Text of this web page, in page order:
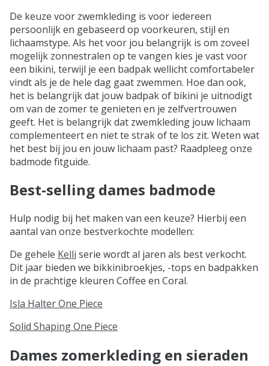
De keuze voor zwemkleding is voor iedereen
persoonlijk en gebaseerd op voorkeuren, stijl en
lichaamstype. Als het voor jou belangrijk is om zoveel
mogelijk zonnestralen op te vangen kies je vast voor
een bikini, terwijl je een badpak wellicht comfortabeler
vindt als je de hele dag gaat zwemmen. Hoe dan ook,
het is belangrijk dat jouw badpak of bikini je uitnodigt
om van de zomer te genieten en je zelfvertrouwen
geeft. Het is belangrijk dat zwemkleding jouw lichaam
complementeert en niet te strak of te los zit. Weten wat
het best bij jou en jouw lichaam past? Raadpleeg onze
badmode fitguide.
Best-selling dames badmode
Hulp nodig bij het maken van een keuze? Hierbij een
aantal van onze bestverkochte modellen:
De gehele Kelli serie wordt al jaren als best verkocht.
Dit jaar bieden we bikkinibroekjes, -tops en badpakken
in de prachtige kleuren Coffee en Coral.
Isla Halter One Piece
Solid Shaping One Piece
Dames zomerkleding en sieraden